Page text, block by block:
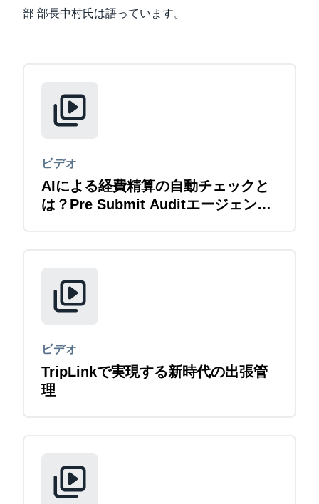
部 部長中村氏は語っています。
ビデオ
AIによる経費精算の自動チェックと
は？Pre Submit Auditエージェント
ビデオ
TripLinkで実現する新時代の出張管
理